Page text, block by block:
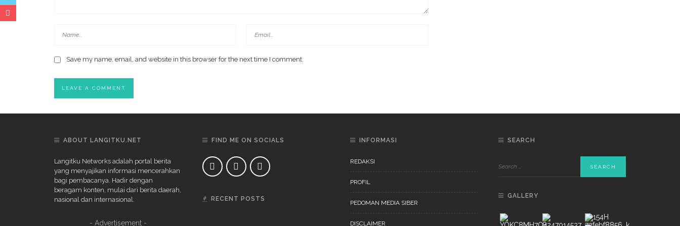
Save my name, email, and website in this browser for the next time I comment.
ABOUT LANGITKU.NET
Langitku Networks adalah portal berita
yang menyajikan informasi mencerahkan
bagi pembacanya. Hadir dengan
beragam konten, mulai dari berita daerah,
nasional dan internasional.
- Advertisement -
FIND ME ON SOCIALS
RECENT POSTS
INFORMASI
REDAKSI
PROFIL
PEDOMAN MEDIA SIBER
DISCLAIMER
SEARCH
GALLERY